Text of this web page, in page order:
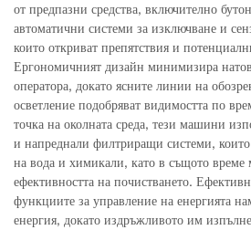
от предпазни средства, включително
автоматични системи за изключване и
които откриват препятствия и
Ергономичният дизайн минимизира
оператора, докато ясните линии на
осветление подобряват видимостта по
точка на околната среда, тези машини
и напреднали филтриращи системи,
на вода и химикали, като в същото време
ефективността на почистването.
функциите за управление на енергията
енергия, докато издръжливото им